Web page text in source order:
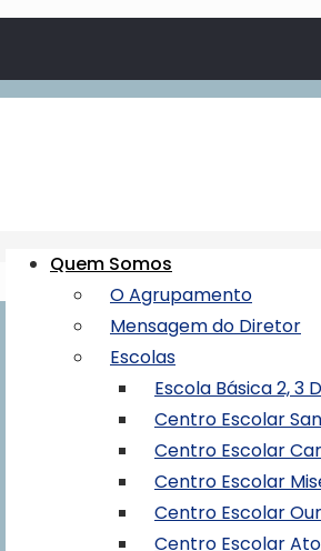
Quem Somos
O Agrupamento
Mensagem do Diretor
Escolas
Escola Básica 2, 3
Centro Escolar
Centro Escolar
Centro Escolar
Centro Escolar
Centro Escolar